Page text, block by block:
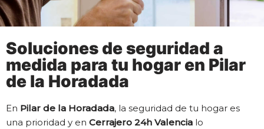
Soluciones de seguridad a
medida para tu hogar en Pilar
de la Horadada
En Pilar de la Horadada, la seguridad de tu hogar es
una prioridad y en Cerrajero 24h Valencia lo